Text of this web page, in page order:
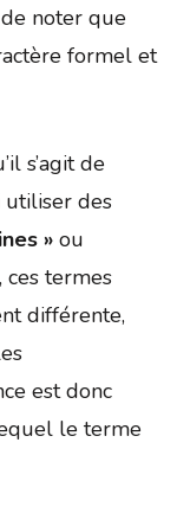
noter que
formel et
s’agit de
utiliser des
»ou
ces termes
différente,
est donc
le terme